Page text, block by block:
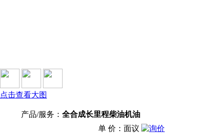
点击查看大图
产品/服务： 全合成长里程柴油机油
单 价：面议